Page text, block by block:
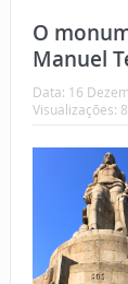
O
Manuel
Data: 16
Visualizações: